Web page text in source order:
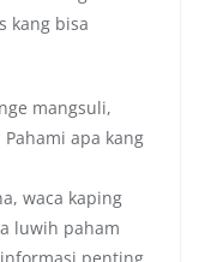
kang bisa
mangsuli,
apa kang
waca kaping
luwih paham